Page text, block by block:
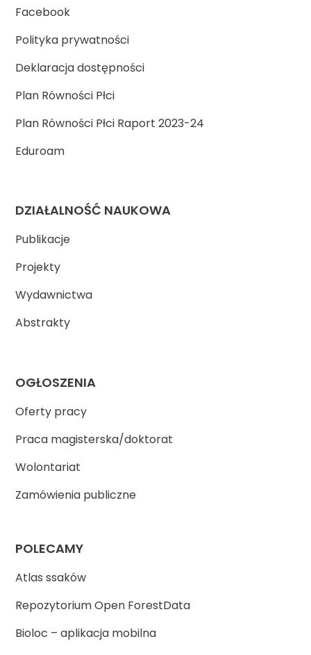
Facebook
Polityka prywatności
Deklaracja dostępności
Plan Równości Płci
Plan Równości Płci Raport 2023-24
Eduroam
DZIAŁALNOŚĆ NAUKOWA
Publikacje
Projekty
Wydawnictwa
Abstrakty
OGŁOSZENIA
Oferty pracy
Praca magisterska/doktorat
Wolontariat
Zamówienia publiczne
POLECAMY
Atlas ssaków
Repozytorium Open ForestData
Bioloc – aplikacja mobilna